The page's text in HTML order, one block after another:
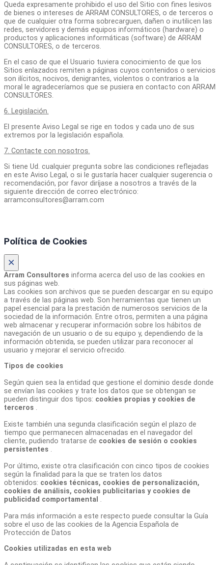
Queda expresamente prohibido el uso del Sitio con fines lesivos
de bienes o intereses de ARRAM CONSULTORES, o de terceros o
que de cualquier otra forma sobrecarguen, dañen o inutilicen las
redes, servidores y demás equipos informáticos (hardware) o
productos y aplicaciones informáticas (software) de ARRAM
CONSULTORES, o de terceros.
En el caso de que el Usuario tuviera conocimiento de que los
Sitios enlazados remiten a páginas cuyos contenidos o servicios
son ilícitos, nocivos, denigrantes, violentos o contrarios a la
moral le agradeceríamos que se pusiera en contacto con ARRAM
CONSULTORES.
6. Legislación.
El presente Aviso Legal se rige en todos y cada uno de sus
extremos por la legislación española.
7. Contacte con nosotros.
Si tiene Ud. cualquier pregunta sobre las condiciones reflejadas
en este Aviso Legal, o si le gustaría hacer cualquier sugerencia o
recomendación, por favor diríjase a nosotros a través de la
siguiente dirección de correo electrónico:
arramconsultores@arram.com
Política de Cookies
×
Arram Consultores informa acerca del uso de las cookies en
sus páginas web.
Las cookies son archivos que se pueden descargar en su equipo
a través de las páginas web. Son herramientas que tienen un
papel esencial para la prestación de numerosos servicios de la
sociedad de la información. Entre otros, permiten a una página
web almacenar y recuperar información sobre los hábitos de
navegación de un usuario o de su equipo y, dependiendo de la
información obtenida, se pueden utilizar para reconocer al
usuario y mejorar el servicio ofrecido.
Tipos de cookies
Según quien sea la entidad que gestione el dominio desde donde
se envían las cookies y trate los datos que se obtengan se
pueden distinguir dos tipos: cookies propias y cookies de
terceros .
Existe también una segunda clasificación según el plazo de
tiempo que permanecen almacenadas en el navegador del
cliente, pudiendo tratarse de cookies de sesión o cookies
persistentes .
Por último, existe otra clasificación con cinco tipos de cookies
según la finalidad para la que se traten los datos
obtenidos: cookies técnicas, cookies de personalización,
cookies de análisis, cookies publicitarias y cookies de
publicidad comportamental .
Para más información a este respecto puede consultar la Guía
sobre el uso de las cookies de la Agencia Española de
Protección de Datos
Cookies utilizadas en esta web